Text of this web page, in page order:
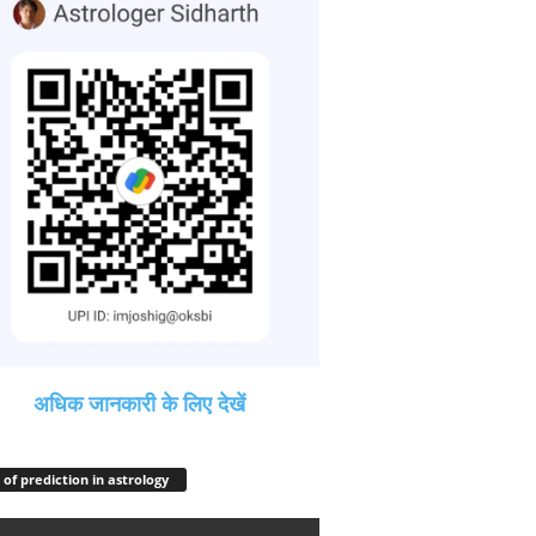
अधिक जानकारी के लिए देखें
prediction in astrology